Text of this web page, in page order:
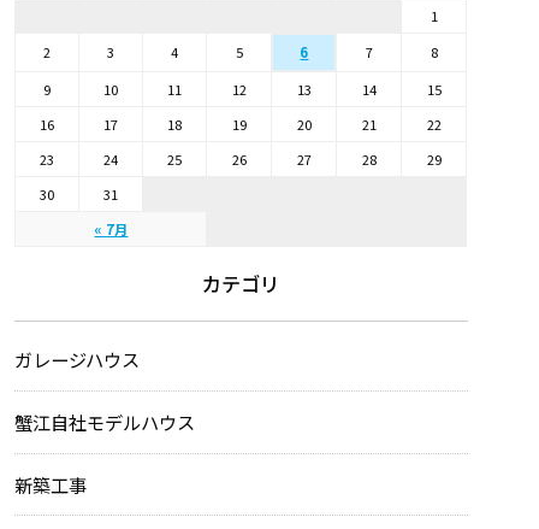
« 7月
1
2
3 4 5 6 7
8
9
10 11 12 13 14
15
16
17 18 19 20 21
22
23
24 25 26 27 28
29
30
31
カテゴリ
ガレージハウス
蟹江自社モデルハウス
新築工事